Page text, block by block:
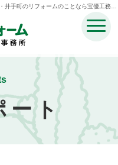
手町のリフォームのことなら宝優工務店
ート